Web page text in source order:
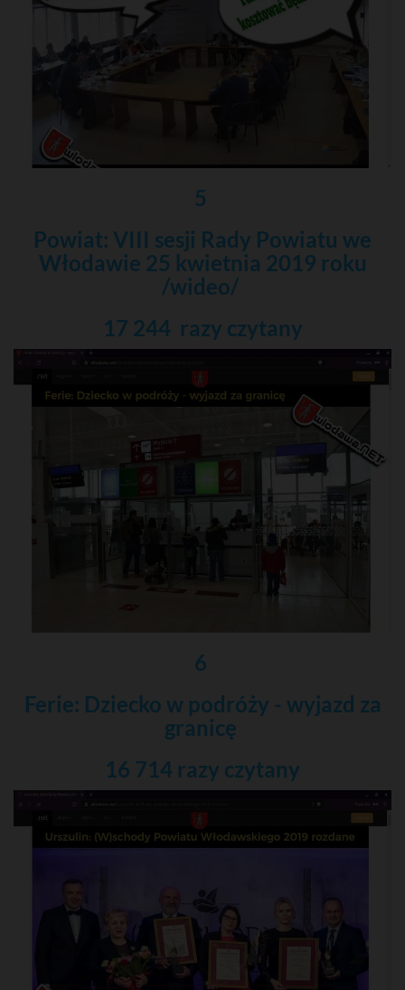
5
Powiat: VIII sesji Rady Powiatu we
Włodawie 25 kwietnia 2019 roku
/wideo/
17 244 razy czytany
6
Ferie: Dziecko w podróży - wyjazd za
granicę
16 714 razy czytany